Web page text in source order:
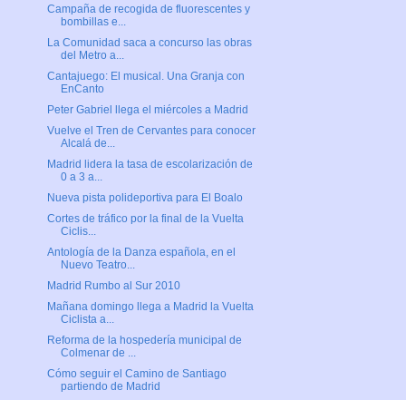
Campaña de recogida de fluorescentes y
bombillas e...
La Comunidad saca a concurso las obras
del Metro a...
Cantajuego: El musical. Una Granja con
EnCanto
Peter Gabriel llega el miércoles a Madrid
Vuelve el Tren de Cervantes para conocer
Alcalá de...
Madrid lidera la tasa de escolarización de
0 a 3 a...
Nueva pista polideportiva para El Boalo
Cortes de tráfico por la final de la Vuelta
Ciclis...
Antología de la Danza española, en el
Nuevo Teatro...
Madrid Rumbo al Sur 2010
Mañana domingo llega a Madrid la Vuelta
Ciclista a...
Reforma de la hospedería municipal de
Colmenar de ...
Cómo seguir el Camino de Santiago
partiendo de Madrid